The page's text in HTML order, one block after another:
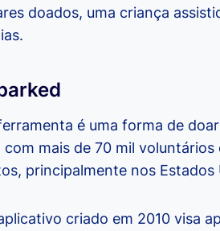
doados, uma criança
é uma forma de
com mais de 70 mil
principalmente nos Estados
criado em 2010 visa